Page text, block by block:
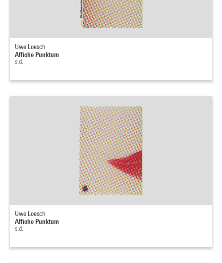
Uwe Loesch
Affiche Punktum
s.d.
Uwe Loesch
Affiche Punktum
s.d.